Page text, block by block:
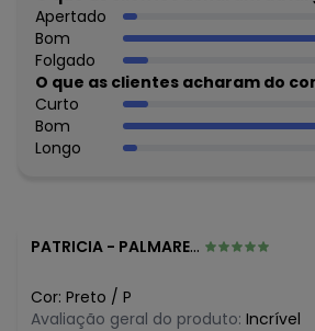
junho/2026
maio/2026
abril/2026
março/2026
fevereiro/2026
Apertado
Bom
Folgado
O que as clientes acharam do
Curto
Bom
Longo
PATRICIA - PALMARES - PE
Cor: Preto / P
Avaliação geral do produto: Incrível